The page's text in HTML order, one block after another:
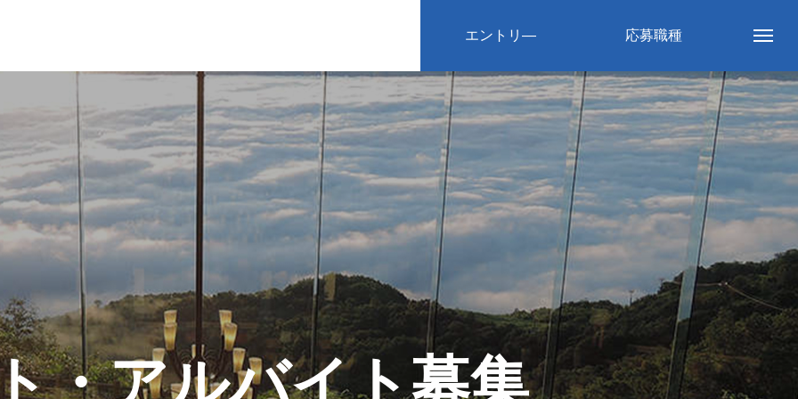
エントリ― 応募職種
・アルバイト募集